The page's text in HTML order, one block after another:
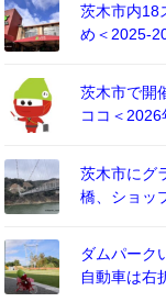
茨木市内18
め＜2025-
茨木市で開
ココ＜2026
茨木市にグ
橋、ショッ
ダムパーク
自動車は右